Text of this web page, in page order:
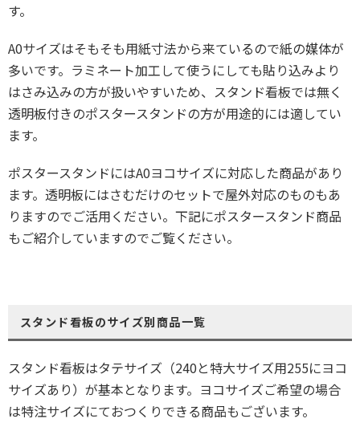
す。
A0サイズはそもそも用紙寸法から来ているので紙の媒体が
多いです。ラミネート加工して使うにしても貼り込みより
はさみ込みの方が扱いやすいため、スタンド看板では無く
透明板付きのポスタースタンドの方が用途的には適してい
ます。
ポスタースタンドにはA0ヨコサイズに対応した商品があり
ます。透明板にはさむだけのセットで屋外対応のものもあ
りますのでご活用ください。下記にポスタースタンド商品
もご紹介していますのでご覧ください。
スタンド看板のサイズ別商品一覧
スタンド看板はタテサイズ（240と特大サイズ用255にヨコ
サイズあり）が基本となります。ヨコサイズご希望の場合
は特注サイズにておつくりできる商品もございます。